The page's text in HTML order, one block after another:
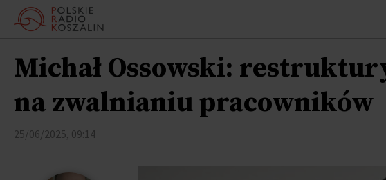
Michał Ossowski:
na zwalnianiu pracowników
25/06/2025, 09:14